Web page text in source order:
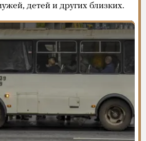
детей и других близких.